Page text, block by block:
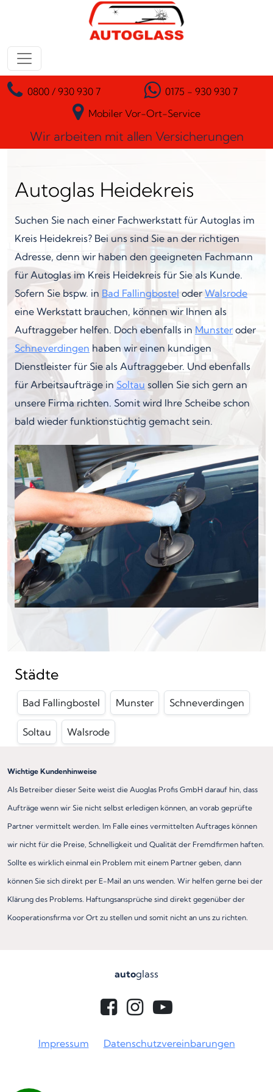
Zum Inhalt springen
Hauptnavigation
0800 / 930 930 7
0175 - 930 930 7
Mobiler Vor-Ort-Service
Wir arbeiten mit allen Versicherungen
Autoglas Heidekreis
Suchen Sie nach einer Fachwerkstatt für Autoglas im
Kreis Heidekreis? Bei uns sind Sie an der richtigen
Adresse, denn wir haben den geeigneten Fachmann
für Autoglas im Kreis Heidekreis für Sie als Kunde.
Sofern Sie bspw. in Bad Fallingbostel oderWalsrode
eine Werkstatt brauchen, können wir Ihnen als
Auftraggeber helfen. Doch ebenfalls in Munster oder
Schneverdingen haben wir einen kundigen
Dienstleister für Sie als Auftraggeber. Und ebenfalls
für Arbeitsaufträge in Soltau sollen Sie sich gern an
unsere Firma richten. Somit wird Ihre Scheibe schon
bald wieder funktionstüchtig gemacht sein.
Städte
Bad Fallingbostel Munster Schneverdingen
Soltau Walsrode
Wichtige Kundenhinweise
Als Betreiber dieser Seite weist die Auoglas Profis GmbH darauf hin, dass
Aufträge wenn wir Sie nicht selbst erledigen können, an vorab geprüfte
Partner vermittelt werden. Im Falle eines vermittelten Auftrages können
wir nicht für die Preise, Schnelligkeit und Qualität der Fremdfirmen haften.
Sollte es wirklich einmal ein Problem mit einem Partner geben, dann
können Sie sich direkt per E-Mail an uns wenden. Wir helfen gerne bei der
Klärung des Problems. Haftungsansprüche sind direkt gegenüber der
Kooperationsfirma vor Ort zu stellen und somit nicht an uns zu richten.
autoglass
Impressum Datenschutzvereinbarungen